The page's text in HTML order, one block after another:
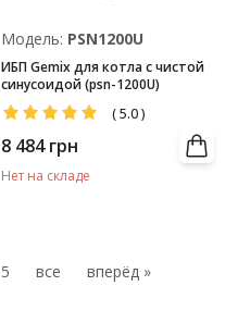
Модель: PSN1200U
ИБП Gemix для котла с чистой
синусоидой (psn-1200U)
(5.0)
8 484 грн
Нет на складе
5 все вперёд »